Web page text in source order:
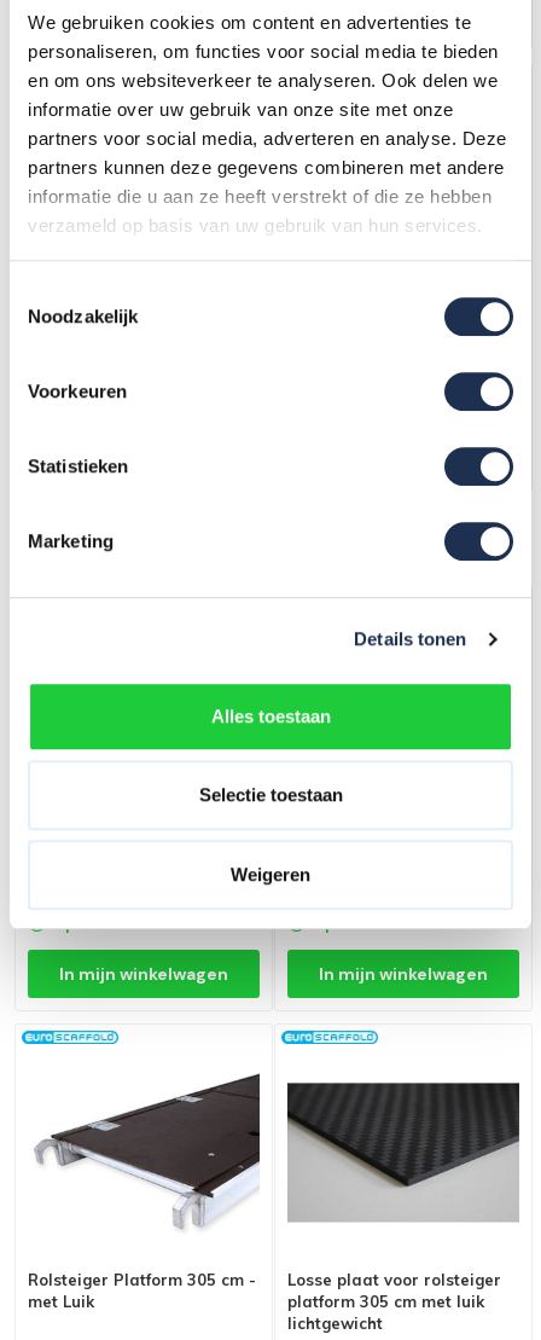
We gebruiken cookies om content en advertenties te
personaliseren, om functies voor social media te bieden
en om ons websiteverkeer te analyseren. Ook delen we
informatie over uw gebruik van onze site met onze
partners voor social media, adverteren en analyse. Deze
partners kunnen deze gegevens combineren met andere
informatie die u aan ze heeft verstrekt of die ze hebben
verzameld op basis van uw gebruik van hun services.
Noodzakelijk
Voorkeuren
Statistieken
Marketing
Details tonen
Alles toestaan
Selectie toestaan
Weigeren
In mijn winkelwagen In mijn winkelwagen
Uw voordeel: -22,-
Rolsteiger Platform 250 cm -
Op voorraad
ALX Platform 190 met luik
In mijn winkelwagen
Houten platform 185 met luik
In mijn winkelwagen
Platform 305 met luik
In mijn winkelwagen
Rolsteiger Platform 305 cm -
met Luik
Losse plaat voor rolsteiger
platform 305 cm met luik
lichtgewicht